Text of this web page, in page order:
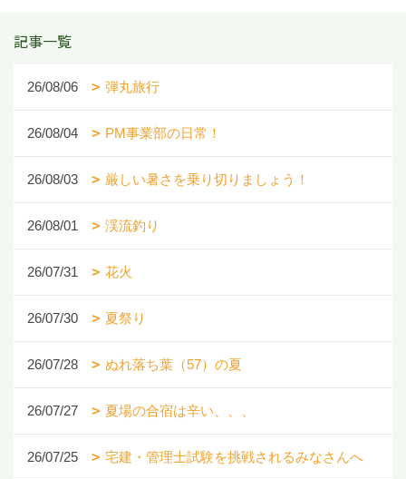
記事一覧
26/08/06 弾丸旅行
26/08/04 PM事業部の日常！
26/08/03 厳しい暑さを乗り切りましょう！
26/08/01 渓流釣り
26/07/31 花火
26/07/30 夏祭り
26/07/28 ぬれ落ち葉（57）の夏
26/07/27 夏場の合宿は辛い、、、
26/07/25 宅建・管理士試験を挑戦されるみなさんへ